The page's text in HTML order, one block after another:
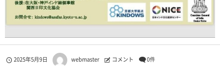
2025年5月9日 webmaster コメント 0件